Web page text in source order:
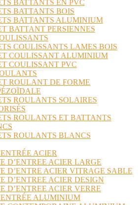
BATTANTS EN PVC
BATTANTS BOIS
BATTANTS ALUMINIUM
BATTANT PERSIENNES
COULISSANTS LAMES BOIS
COULISSANT ALUMINIUM
COULISSANT PVC
ROULANT DE FORME
ROULANTS SOLAIRES
ROULANTS ET BATTANTS
ROULANTS BLANCS
ACIER
D’ENTREE ACIER LARGE
D’ENTRE ACIER VITRAGE SABLE
D’ENTREE ACIER DESIGN
D’ENTREE ACIER VERRE
ALUMINIUM